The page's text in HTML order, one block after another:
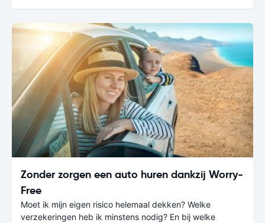
Zonder zorgen een auto huren dankzij Worry-
Free
Moet ik mijn eigen risico helemaal dekken? Welke
verzekeringen heb ik minstens nodig? En bij welke